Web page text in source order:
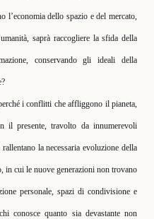
l’economia dello spazio e del mercato,
saprà raccogliere la sfida della
conservando gli ideali della
i conflitti che affliggono il pianeta,
il presente, travolto da innumerevoli
la necessaria evoluzione della
in cui le nuove generazioni non trovano
personale, spazi di condivisione e
conosce quanto sia devastante non